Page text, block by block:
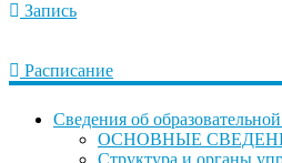
Запись
Расписание
Сведения об
ОСНОВНЫЕ
Структура и органы